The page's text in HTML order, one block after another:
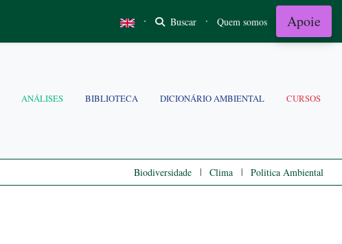
· Buscar · Quem somos Apoie
ANÁLISES BIBLIOTECA DICIONÁRIO AMBIENTAL CURSOS
Biodiversidade | Clima | Politica Ambiental